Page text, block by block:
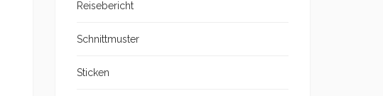
Reisebericht
Schnittmuster
Sticken